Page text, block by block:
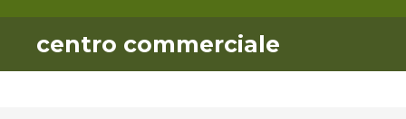
centro commerciale